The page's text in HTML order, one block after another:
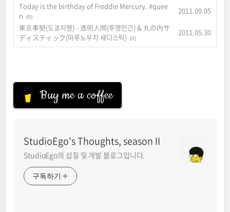
Today is the birthday of Freddie Mercury. #quee
n
(0)
2011.09.05
東京事變(도쿄지헨) - 透明人間(투명인간) & 丸の内サ
ディスティック(마루노우치 새디스틱)
(0)
2011.05.30
Buy me a coffee
StudioEgo's Thoughts, seasonⅡ
StudioEgo의 삽질 및 개발 블로그입니다.
구독하기